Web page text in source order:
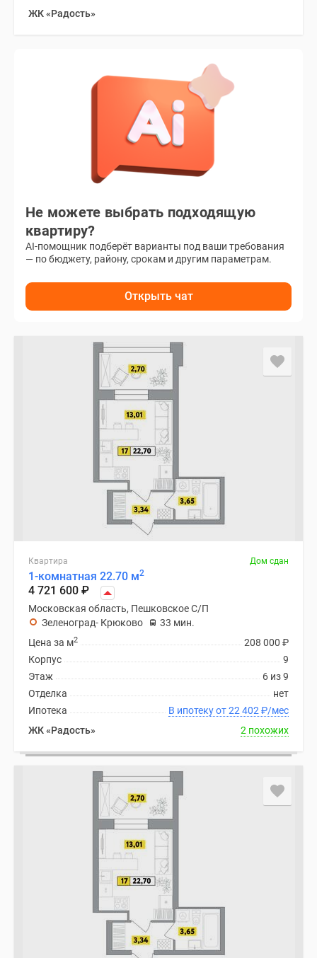
ЖК «Радость»
Не можете выбрать подходящую
квартиру?
AI-помощник подберёт варианты под ваши требования
— по бюджету, району, срокам и другим параметрам.
Открыть чат
Квартира Дом сдан
1-комнатная 22.70 м2
4 721 600 ₽
Московская область, Пешковское С/П
Зеленоград- Крюково
33 мин.
208 000 ₽
Цена за м2
9
Корпус
6 из 9
Этаж
нет
Отделка
В ипотеку от 22 402 ₽/мес
Ипотека
ЖК «Радость»
2 похожих